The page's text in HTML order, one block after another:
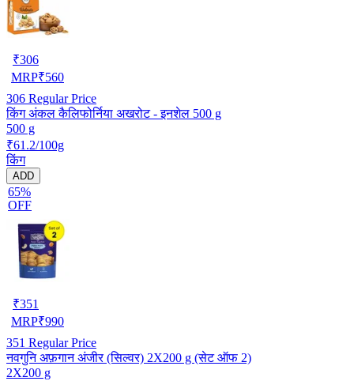
₹306
MRP₹560
306 Regular Price
किंग अंकल कैलिफोर्निया अखरोट - इनशेल 500 g
500 g
₹61.2/100g
किंग
ADD
65%
OFF
₹351
MRP₹990
351 Regular Price
नवगुनि अफ़गान अंजीर (सिल्वर) 2X200 g (सेट ऑफ 2)
2X200 g